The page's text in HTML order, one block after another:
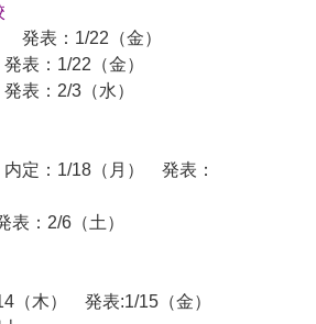
発表：1/22（金）
表：1/22（金）
表：2/3（水）
定：1/18（月） 発表：
：2/6（土）
（木） 発表:1/15（金）